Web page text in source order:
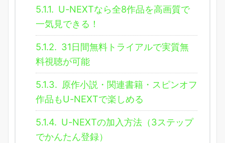
5.1.1. U-NEXTなら全8作品を高画質で
一気見できる！
5.1.2. 31日間無料トライアルで実質無
料視聴が可能
5.1.3. 原作小説・関連書籍・スピンオフ
作品もU-NEXTで楽しめる
5.1.4. U-NEXTの加入方法（3ステップ
でかんたん登録）